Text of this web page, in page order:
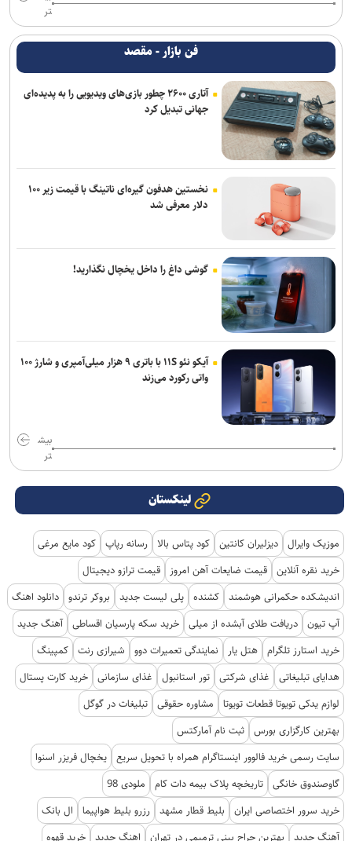
تر
فن بازار - مقصد
آتاری ۲۶۰۰ چطور بازی‌های ویدیویی را به پدیده‌ای
جهانی تبدیل کرد
نخستین هدفون گیره‌ای ناتینگ با قیمت زیر ۱۰۰
دلار معرفی شد
گوشی داغ را داخل یخچال نگذارید!
آیکو نئو ۱۱S با باتری ۹ هزار میلی‌آمپری و شارژ ۱۰۰
واتی رکورد می‌زند
بیش
تر
لینکستان
موزیک وایرال دیزلیران کانتین کود پتاس بالا رسانه رپاپ کود مایع مرغی
خرید نقره آنلاین قیمت ضایعات آهن امروز
قیمت ترازو دیجیتال
اندیشکده حکمرانی هوشمند کشنده پلی لیست جدید بروکر ترندو دانلود اهنگ
آپ تیون دریافت طلای آبشده از میلی خرید سکه پارسیان اقساطی آهنگ جدید
خرید استارز تلگرام هتل یار نمایندگی تعمیرات دوو شیرازی رنت کمپینگ
هدایای تبلیغاتی
غذای شرکتی تور استانبول غذای سازمانی خرید کارت پستال
لوازم یدکی تویوتا قطعات تویوتا
مشاوره حقوقی تبلیغات در گوگل
بهترین کارگزاری بورس ثبت نام آمارکتس
سایت رسمی خرید فالوور اینستاگرام همراه با تحویل سریع یخچال فریزر اسنوا
گاوصندوق خانگی تاریخچه پلاک بیمه دات کام
ملودی 98
خرید سرور اختصاصی ایران
بلیط قطار مشهد رزرو بلیط هواپیما
ال بانک
آهنگ جدید
بهترین جراح بینی ترمیمی در تهران اهنگ جدید خرید قهوه